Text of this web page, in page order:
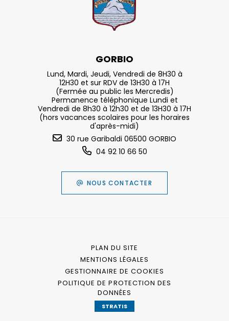
GORBIO
Lund, Mardi, Jeudi, Vendredi de 8H30 à
12H30 et sur RDV de 13H30 à 17H
(Fermée au public les Mercredis)
Permanence téléphonique Lundi et
Vendredi de 8h30 à 12h30 et de 13H30 à 17H
(hors vacances scolaires pour les horaires
d'après-midi)
30 rue Garibaldi 06500 GORBIO
04 92 10 66 50
NOUS CONTACTER
PLAN DU SITE
MENTIONS LÉGALES
GESTIONNAIRE DE COOKIES
POLITIQUE DE PROTECTION DES
DONNÉES
STRATIS